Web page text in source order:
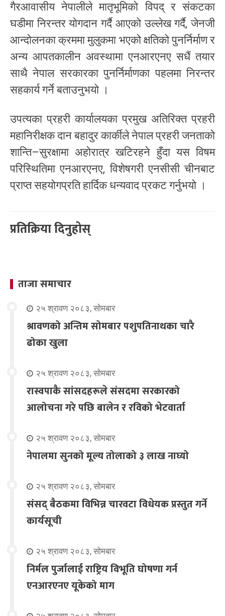
गैरआवासीय नेपालीले मातृभूमिको विपद् र संकटका
घडीमा निरन्तर योगदान गर्दै आएको उल्लेख गर्दै, जेनजी
आन्दोलनका क्रममा मुलुकमा भएको क्षतिको पुनर्निर्माण र
अन्य आपतकालीन अवस्थामा एनआरएनए सधैं तयार
साथै नेपाल सरकारका पुनर्निर्माणका पहलमा निरन्तर
सहकार्य गर्ने बताउनुभयो ।
उपत्यका प्रहरी कार्यालयका प्रमुख अतिरिक्त प्रहरी
महानिरीक्षक दान बहादुर कार्कीले नेपाल प्रहरी जनताको
शान्ति–सुरक्षामा अहोरात्र खटिरहने हुँदा यस विषम
परिस्थितिमा एनआरएनए, विशेषगरी एनसीसी चीनबाट
प्राप्त सहयोगप्रति हार्दिक धन्यवाद प्रकट गर्नुभयो ।
प्रतिक्रिया दिनुहोस्
ताजा समाचार
२५ श्रावण २०८३, सोमबार
श्रावणको अन्तिम सोमबार पशुपतिनाथका चारै
ढोका खुला
२५ श्रावण २०८३, सोमबार
रास्वपाकै सांसदहरूले संसदमा सरकारको
आलोचना गरे पछि बालेन र रविको भेटवार्ता
२५ श्रावण २०८३, सोमबार
नेपालमा सुनको मूल्य तोलाको ३ लाख नाघ्यो
२५ श्रावण २०८३, सोमबार
संसद् बैठकमा विभिन्न चारवटा विधेयक प्रस्तुत गर्ने
कार्यसूची
२५ श्रावण २०८३, सोमबार
निर्मल पुर्जालाई राष्ट्रिय विभूति घोषणा गर्न
एनआरएनए यूकेको माग